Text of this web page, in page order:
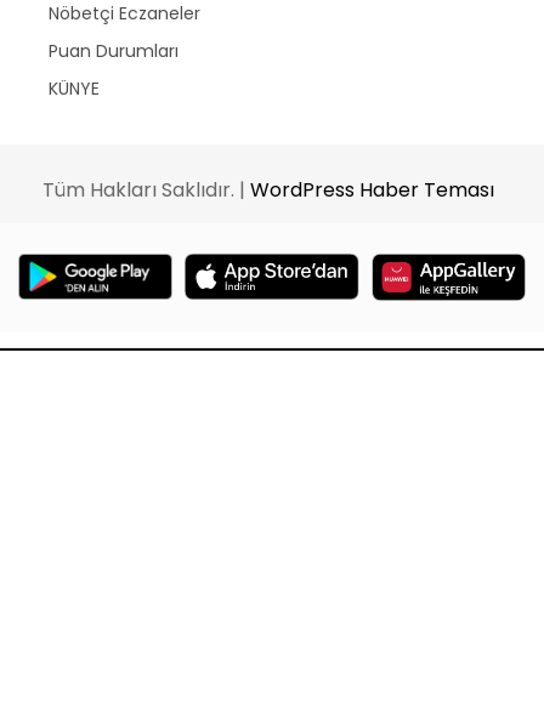
Nöbetçi Eczaneler
Puan Durumları
KÜNYE
Tüm Hakları Saklıdır. | WordPress Haber Teması